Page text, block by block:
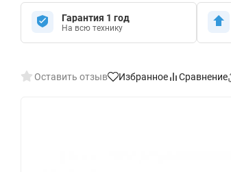
Гарантия 1 год
На всю технику
Оставить отзыв Избранное Сравнение